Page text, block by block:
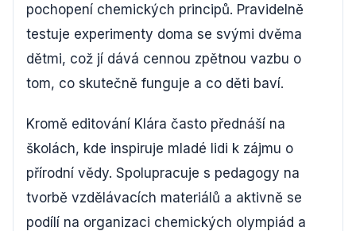
pochopení chemických principů. Pravidelně
testuje experimenty doma se svými dvěma
dětmi, což jí dává cennou zpětnou vazbu o
tom, co skutečně funguje a co děti baví.
Kromě editování Klára často přednáší na
školách, kde inspiruje mladé lidi k zájmu o
přírodní vědy. Spolupracuje s pedagogy na
tvorbě vzdělávacích materiálů a aktivně se
podílí na organizaci chemických olympiád a